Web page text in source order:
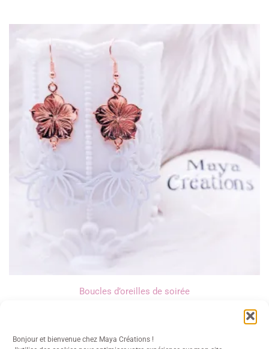
Bonjour et bienvenue chez Maya Créations !
Boucles d’oreilles de soirée